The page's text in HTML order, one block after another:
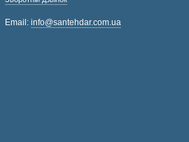
Email:info@santehdar.com.ua